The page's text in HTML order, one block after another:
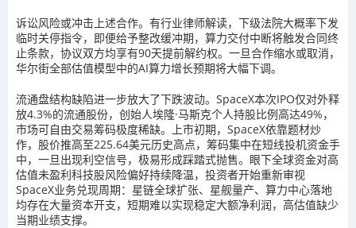
诉讼风险或冲击上述合作。有行业律师解读，下级法院大概率下发
临时关停指令，即便给予整改缓冲期，算力交付中断将触发合同终
止条款，协议双方均享有90天提前解约权。一旦合作缩水或取消，
华尔街全部估值模型中的AI算力增长预期将大幅下调。
流通盘结构缺陷进一步放大了下跌波动。SpaceX本次IPO仅对外释
放4.3%的流通股份，创始人埃隆·马斯克个人持股比例高达49%，
市场可自由交易筹码极度稀缺。上市初期，SpaceX依靠题材炒
作，股价推高至225.64美元历史高点，筹码集中在短线投机资金手
中，一旦出现利空信号，极易形成踩踏式抛售。眼下全球资金对高
估值未盈利科技股风险偏好持续降温，投资者开始重新审视
SpaceX业务兑现周期：星链全球扩张、星舰量产、算力中心落地
均存在大量资本开支，短期难以实现稳定大额净利润，高估值缺少
当期业绩支撑。